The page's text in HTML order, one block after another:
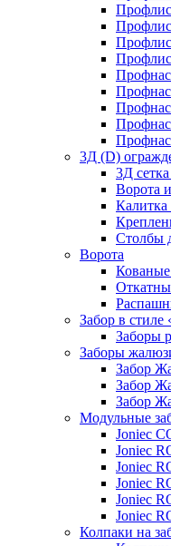
3Д (D)
3Д сетка
Ворота
Калитка
Столбы
Ворота
Кованые
Забор в стиле
Заборы
Заборы
Забор
Забор
Забор
Модульные
Joniec
Joniec
Joniec
Joniec
Joniec
Joniec
Колпаки на